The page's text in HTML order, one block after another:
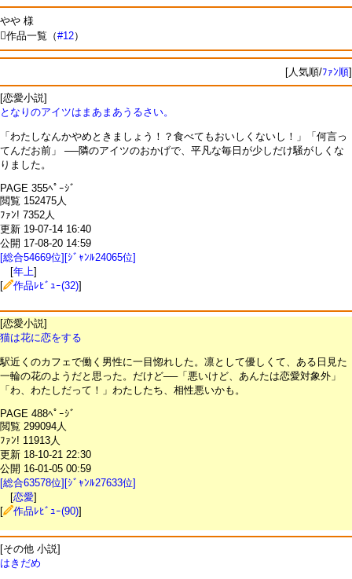
やや 様
作品一覧（#12）
[人気順/ﾌｧﾝ順]
[恋愛小説]
となりのアイツはまあまあうるさい。
「わたしなんかやめときましょう！？食べてもおいしくないし！」「何言っ
てんだお前」 ──隣のアイツのおかげで、平凡な毎日が少しだけ騒がしくな
りました。
PAGE 355ﾍﾟｰｼﾞ
閲覧 152475人
ﾌｧﾝ! 7352人
更新 19-07-14 16:40
公開 17-08-20 14:59
[総合54669位][ｼﾞｬﾝﾙ24065位]
[年上]
[
作品ﾚﾋﾞｭｰ(32)]
[恋愛小説]
猫は花に恋をする
駅近くのカフェで働く男性に一目惚れした。凛として優しくて、ある日見た
一輪の花のようだと思った。だけど──「悪いけど、あんたは恋愛対象外」
「わ、わたしだって！」わたしたち、相性悪いかも。
PAGE 488ﾍﾟｰｼﾞ
閲覧 299094人
ﾌｧﾝ! 11913人
更新 18-10-21 22:30
公開 16-01-05 00:59
[総合63578位][ｼﾞｬﾝﾙ27633位]
[恋愛]
[
作品ﾚﾋﾞｭｰ(90)]
[その他 小説]
はきだめ